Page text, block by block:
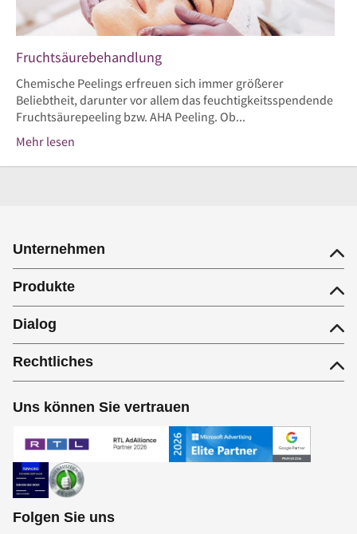
Fruchtsäurebehandlung
Chemische Peelings erfreuen sich immer größerer
Beliebtheit, darunter vor allem das feuchtigkeitsspendende
Fruchtsäurepeeling bzw. AHA Peeling. Ob...
Mehr lesen
Unternehmen
Produkte
Dialog
Rechtliches
Uns können Sie vertrauen
Folgen Sie uns